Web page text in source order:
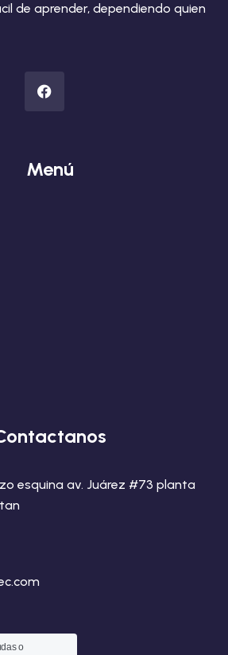
de aprender, dependiendo quien
Menú
esquina av. Juárez #73 planta
o